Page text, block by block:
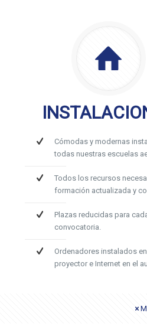
Cómodas y modernas
todas nuestras escuelas
Todos los recursos
formación actualizada y
Plazas reducidas para
convocatoria.
Ordenadores instalados
proyector e Internet en el